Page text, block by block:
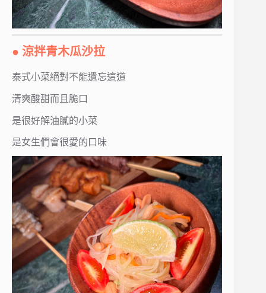
● 涼拌青木瓜沙拉
泰式小菜絕對不能遺忘這道
清爽酸甜而且脆口
是很好解油膩的小菜
是女生們會很愛的口味